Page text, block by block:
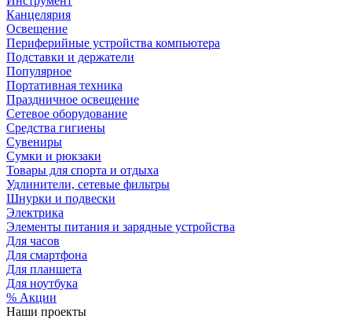
Канцелярия
Освещение
Периферийные устройства компьютера
Подставки и держатели
Популярное
Портативная техника
Праздничное освещение
Сетевое оборудование
Средства гигиены
Сувениры
Сумки и рюкзаки
Товары для спорта и отдыха
Удлинители, сетевые фильтры
Шнурки и подвески
Электрика
Элементы питания и зарядные устройства
Для часов
Для смартфона
Для планшета
Для ноутбука
% Акции
Наши проекты